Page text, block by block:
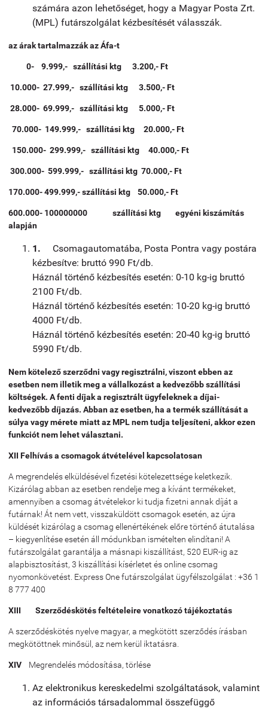
számára azon lehetőséget, hogy a Magyar Posta Zrt.
(MPL) futárszolgálat kézbesítését válasszák.
az árak tartalmazzák az Áfa-t
0- 9.999,- szállítási ktg 3.200,- Ft
10.000- 27.999,- szállítási ktg 3.500,- Ft
28.000- 69.999,- szállítási ktg 5.000,- Ft
70.000- 149.999,- szállítási ktg 20.000,- Ft
150.000- 299.999,- szállítási ktg 40.000,- Ft
300.000- 599.999,- szállítási ktg 70.000,- Ft
170.000- 499.999,- szállítási ktg 50.000,- Ft
600.000- 100000000 szállítási ktg egyéni kiszámítás
alapján
1. Csomagautomatába, Posta Pontra vagy postára
kézbesítve: bruttó 990 Ft/db.
Háznál történő kézbesítés esetén: 0-10 kg-ig bruttó
2100 Ft/db.
Háznál történő kézbesítés esetén: 10-20 kg-ig bruttó
4000 Ft/db.
Háznál történő kézbesítés esetén: 20-40 kg-ig bruttó
5990 Ft/db.
Nem kötelező szerződni vagy regisztrálni, viszont ebben az
esetben nem illetik meg a vállalkozást a kedvezőbb szállítási
költségek. A fenti díjak a regisztrált ügyfeleknek a díjai-
kedvezőbb díjazás. Abban az esetben, ha a termék szállítását a
súlya vagy mérete miatt az MPL nem tudja teljesíteni, akkor ezen
funkciót nem lehet választani.
XII Felhívás a csomagok átvételével kapcsolatosan
A megrendelés elküldésével fizetési kötelezettsége keletkezik.
Kizárólag abban az esetben rendelje meg a kívánt termékeket,
amennyiben a csomag átvételekor ki tudja fizetni annak díját a
futárnak! Át nem vett, visszaküldött csomagok esetén, az újra
küldését kizárólag a csomag ellenértékének előre történő átutalása
– kiegyenlítése esetén áll módunkban ismételten elindítani! A
futárszolgálat garantálja a másnapi kiszállítást, 520 EUR-ig az
alapbisztosítást, 3 kiszállítási kísérletet és online csomag
nyomonkövetést. Express One futárszolgálat ügyfélszolgálat : +36 1
8 777 400
XIII Szerződéskötés feltételeire vonatkozó tájékoztatás
A szerződéskötés nyelve magyar, a megkötött szerződés írásban
megkötöttnek minősül, az nem kerül iktatásra.
XIV Megrendelés módosítása, törlése
Az elektronikus kereskedelmi szolgáltatások, valamint
az információs társadalommal összefüggő